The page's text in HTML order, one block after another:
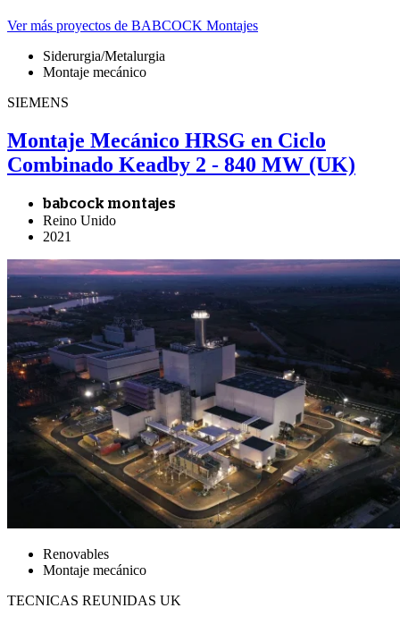
Ver más proyectos de BABCOCK Montajes
Siderurgia/Metalurgia
Montaje mecánico
SIEMENS
Montaje Mecánico HRSG en Ciclo
Combinado Keadby 2 - 840 MW (UK)
babcock montajes
Reino Unido
2021
Renovables
Montaje mecánico
TECNICAS REUNIDAS UK